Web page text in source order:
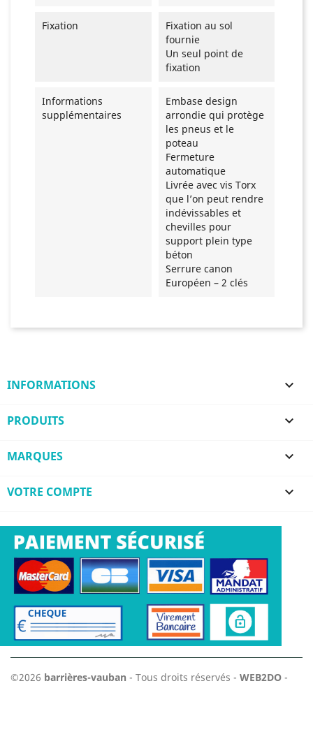
Fixation
Fixation au sol
fournie
Un seul point de
fixation
Informations
supplémentaires
Embase design
arrondie qui protège
les pneus et le
poteau
Fermeture
automatique
Livrée avec vis Torx
que l’on peut rendre
indévissables et
chevilles pour
support plein type
béton
Serrure canon
Européen – 2 clés
INFORMATIONS 
PRODUITS 
MARQUES 
VOTRE COMPTE 
©2026 barrières-vauban - Tous droits réservés - WEB2DO -